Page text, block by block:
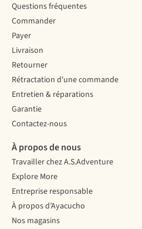
Questions fréquentes
Commander
Payer
Livraison
Retourner
Rétractation d'une commande
Entretien & réparations
Garantie
Contactez-nous
À propos de nous
Travailler chez A.S.Adventure
Explore More
Entreprise responsable
À propos d’Ayacucho
Nos magasins